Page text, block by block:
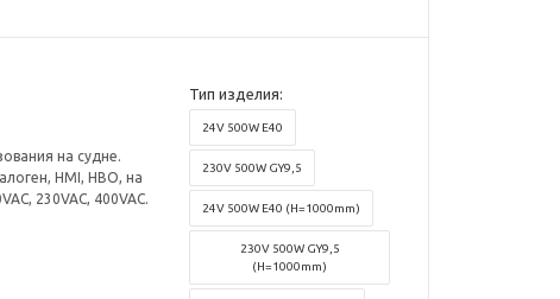
на судне.
HMI, HBO, на
230VAC, 400VAC.
Тип изделия:
24V 500W E40
230V 500W GY9,5
24V 500W E40 (H=1000mm)
230V 500W GY9,5
(H=1000mm)